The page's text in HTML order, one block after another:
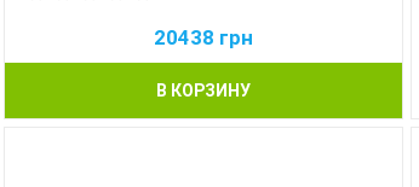
20438 грн
В КОРЗИНУ